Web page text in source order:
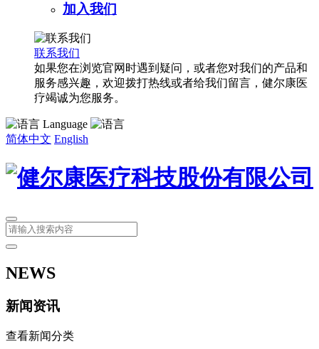
加入我们
联系我们
如果您在浏览官网时遇到疑问，或者您对我们的产品和
服务感兴趣，欢迎拨打热线或者给我们留言，健尔康医
疗竭诚为您服务。
Language
简体中文 English
NEWS
新闻资讯
查看新闻分类